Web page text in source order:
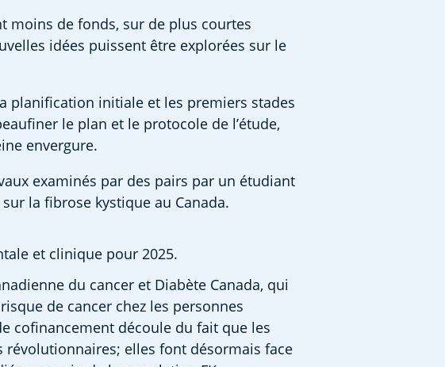
moins de fonds, sur de plus courtes
idées puissent être explorées sur le
planification initiale et les premiers stades
le plan et le protocole de l’étude,
envergure.
examinés par des pairs par un étudiant
la fibrose kystique au Canada.
et clinique pour 2025.
du cancer et Diabète Canada, qui
de cancer chez les personnes
cofinancement découle du fait que les
révolutionnaires; elles font désormais face